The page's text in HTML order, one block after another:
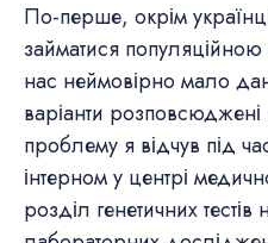
По-перше, окрім
займатися популяційною
нас неймовірно мало
варіанти
проблему я відчув під
інтерном у центрі
розділ генетичних тестів